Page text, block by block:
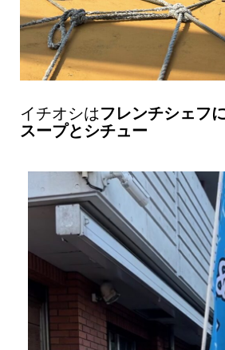
イチオシはフレンチシェフ
スープとシチュー